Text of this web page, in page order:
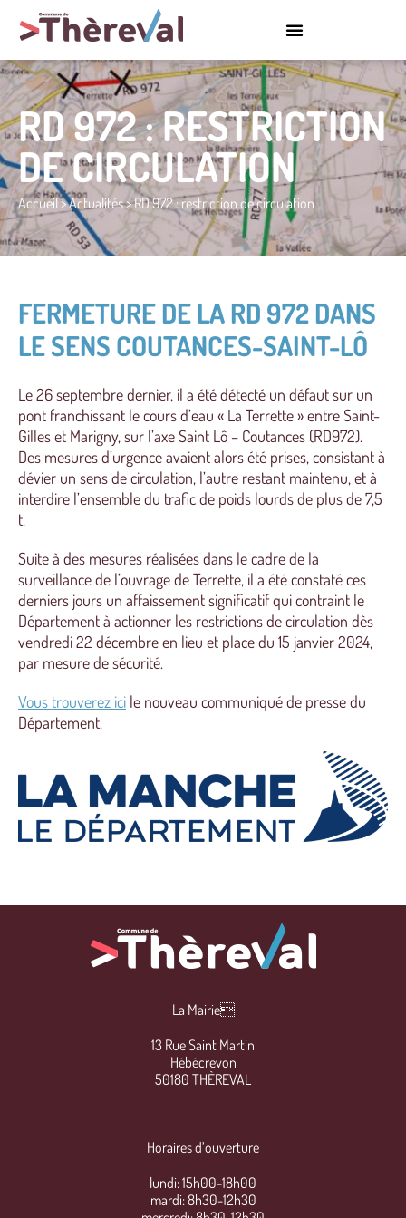
RD 972 : RESTRICTION
DE CIRCULATION
Accueil>Actualités>RD 972 : restriction de circulation
FERMETURE DE LA RD 972 DANS
LE SENS COUTANCES-SAINT-LÔ
Le 26 septembre dernier, il a été détecté un défaut sur un
pont franchissant le cours d’eau « La Terrette » entre Saint-
Gilles et Marigny, sur l’axe Saint Lô – Coutances (RD972).
Des mesures d’urgence avaient alors été prises, consistant à
dévier un sens de circulation, l’autre restant maintenu, et à
interdire l’ensemble du trafic de poids lourds de plus de 7,5
t.
Suite à des mesures réalisées dans le cadre de la
surveillance de l’ouvrage de Terrette, il a été constaté ces
derniers jours un affaissement significatif qui contraint le
Département à actionner les restrictions de circulation dès
vendredi 22 décembre en lieu et place du 15 janvier 2024,
par mesure de sécurité.
Vous trouverez ici le nouveau communiqué de presse du
Département.
La Mairie
13 Rue Saint Martin
Hébécrevon
50180 THÈREVAL
Horaires d’ouverture
lundi: 15h00-18h00
mardi: 8h30-12h30